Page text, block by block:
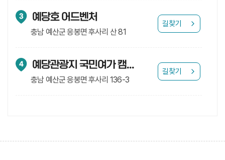
3 예당호 어드벤처
충남 예산군 응봉면 후사리 산 81
길찾기
4 예당관광지 국민여가 캠핑장
충남 예산군 응봉면 후사리 136-3
길찾기